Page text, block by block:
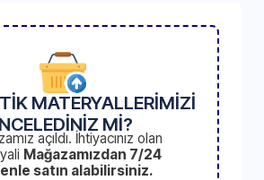
MATERYALLERİMİZİ
Mİ?
açıldı. İhtiyacınız olan
Mağazamızdan 7/24
satın alabilirsiniz.